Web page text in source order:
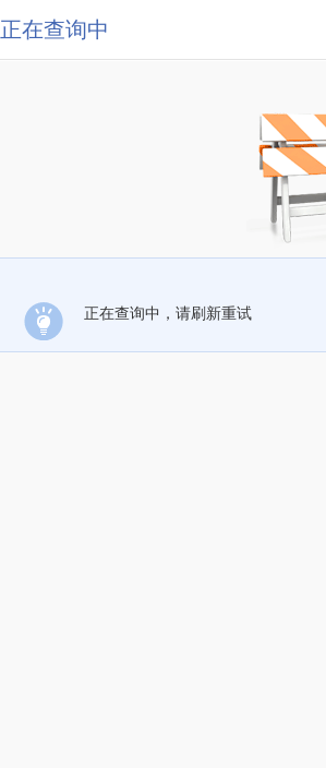
正在查询中
正在查询中，请刷新重试